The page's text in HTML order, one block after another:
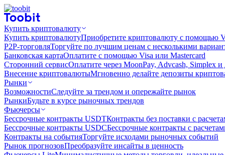
Купить криптовалюту
Купить криптовалютуПриобретите криптовалюту с помощью
P2P-торговляТоргуйте по лучшим ценам с несколькими
Банковская картаОплатите с помощью Visa или Mastercard
Сторонний сервисОплатите через MoonPay, Advcash, Simplex и
Внесение криптовалютыМгновенно делайте депозиты
Рынки
ВозможностиСледуйте за трендом и опережайте рынок
РынкиБудьте в курсе рыночных трендов
Фьючерсы
Бессрочные контракты USDTКонтракты без поставки с
Бессрочные контракты USDCБессрочные контракты с
Контракты на событияТоргуйте исходами рыночных событий
Рынок прогнозовПреобразуйте инсайты в ценность